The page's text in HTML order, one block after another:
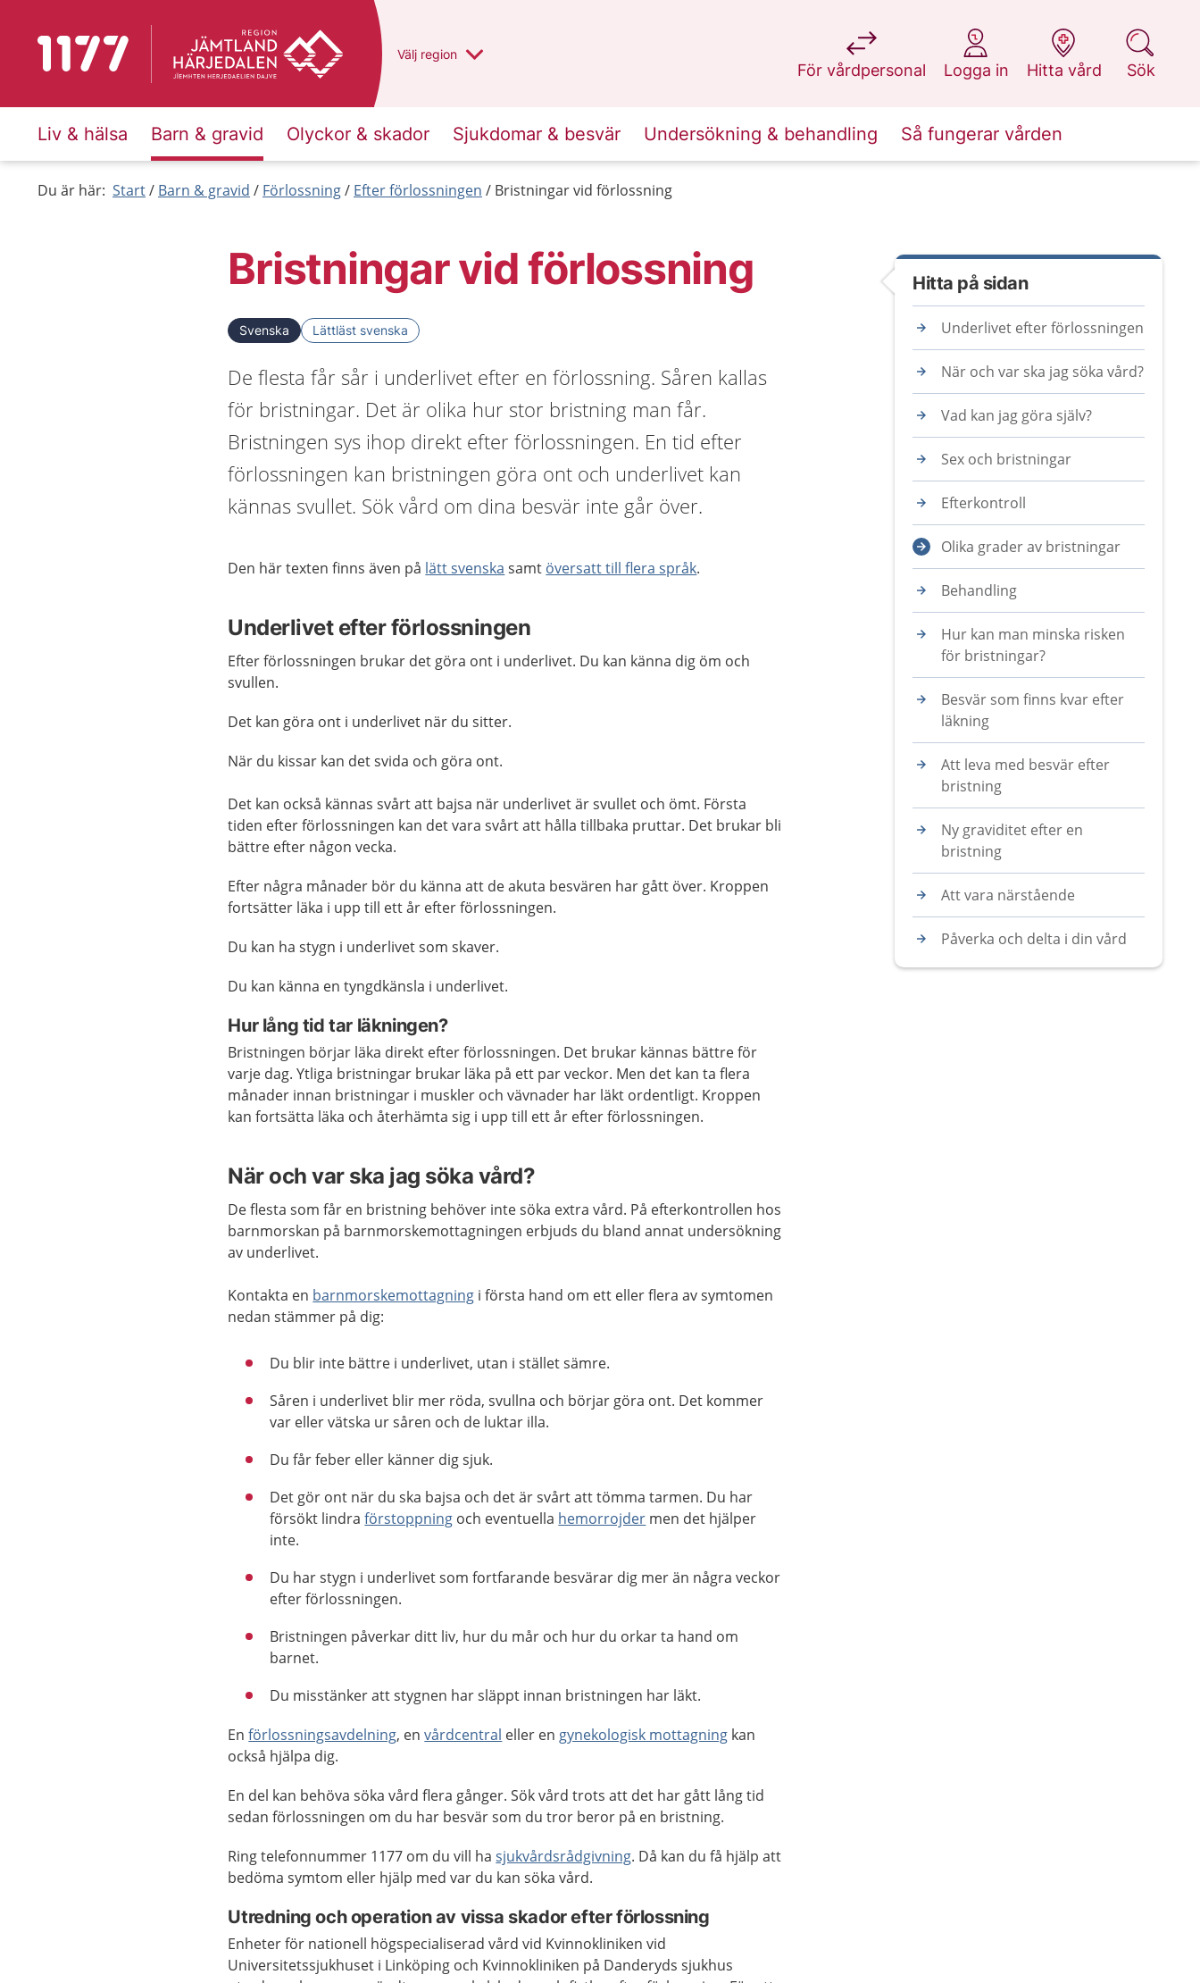
Till startsidan för 1177 Du har valt region
Välj en annan
region
För vårdpersonal
på 1177.se
Logga in
på 1177.se
Hitta vård
på 1177.se
Sök
på 1177.se
Liv & hälsa Barn & gravid Olyckor & skador Sjukdomar & besvär Undersökning & behandling Så fungerar vården
Du är här: Start Barn & gravid Förlossning Efter förlossningen Bristningar vid förlossning
Bristningar vid förlossning
Svenska Lättläst svenska
De flesta får sår i underlivet efter en förlossning. Såren kallas
för bristningar. Det är olika hur stor bristning man får.
Bristningen sys ihop direkt efter förlossningen. En tid efter
förlossningen kan bristningen göra ont och underlivet kan
kännas svullet. Sök vård om dina besvär inte går över.
Den här texten finns även på lätt svenska samt översatt till flera språk.
Underlivet efter förlossningen
Efter förlossningen brukar det göra ont i underlivet. Du kan känna dig öm och
svullen.
Det kan göra ont i underlivet när du sitter.
När du kissar kan det svida och göra ont.
Det kan också kännas svårt att bajsa när underlivet är svullet och ömt. Första
tiden efter förlossningen kan det vara svårt att hålla tillbaka pruttar. Det brukar bli
bättre efter någon vecka.
Efter några månader bör du känna att de akuta besvären har gått över. Kroppen
fortsätter läka i upp till ett år efter förlossningen.
Du kan ha stygn i underlivet som skaver.
Du kan känna en tyngdkänsla i underlivet.
Hur lång tid tar läkningen?
Bristningen börjar läka direkt efter förlossningen. Det brukar kännas bättre för
varje dag. Ytliga bristningar brukar läka på ett par veckor. Men det kan ta flera
månader innan bristningar i muskler och vävnader har läkt ordentligt. Kroppen
kan fortsätta läka och återhämta sig i upp till ett år efter förlossningen.
När och var ska jag söka vård?
De flesta som får en bristning behöver inte söka extra vård. På efterkontrollen hos
barnmorskan på barnmorskemottagningen erbjuds du bland annat undersökning
av underlivet.
Kontakta en barnmorskemottagning i första hand om ett eller flera av symtomen
nedan stämmer på dig:
Du blir inte bättre i underlivet, utan i stället sämre.
Såren i underlivet blir mer röda, svullna och börjar göra ont. Det kommer
var eller vätska ur såren och de luktar illa.
Du får feber eller känner dig sjuk.
Det gör ont när du ska bajsa och det är svårt att tömma tarmen. Du har
försökt lindraförstoppning och eventuella hemorrojder men det hjälper
inte.
Du har stygn i underlivet som fortfarande besvärar dig mer än några veckor
efter förlossningen.
Bristningen påverkar ditt liv, hur du mår och hur du orkar ta hand om
barnet.
Du misstänker att stygnen har släppt innan bristningen har läkt.
Enförlossningsavdelning, envårdcentral eller en gynekologisk mottagning kan
också hjälpa dig.
En del kan behöva söka vård flera gånger. Sök vård trots att det har gått lång tid
sedan förlossningen om du har besvär som du tror beror på en bristning.
Ring telefonnummer 1177 om du vill hasjukvårdsrådgivning. Då kan du få hjälp att
bedöma symtom eller hjälp med var du kan söka vård.
Utredning och operation av vissa skador efter förlossning
Enheter för nationell högspecialiserad vård vid Kvinnokliniken vid
Universitetssjukhuset i Linköping och Kvinnokliniken på Danderyds sjukhus
Hitta på sidan
Underlivet efter förlossningen
När och var ska jag söka vård?
Vad kan jag göra själv?
Sex och bristningar
Efterkontroll
Olika grader av bristningar
Behandling
Hur kan man minska risken
för bristningar?
Besvär som finns kvar efter
läkning
Att leva med besvär efter
bristning
Ny graviditet efter en
bristning
Att vara närstående
Påverka och delta i din vård